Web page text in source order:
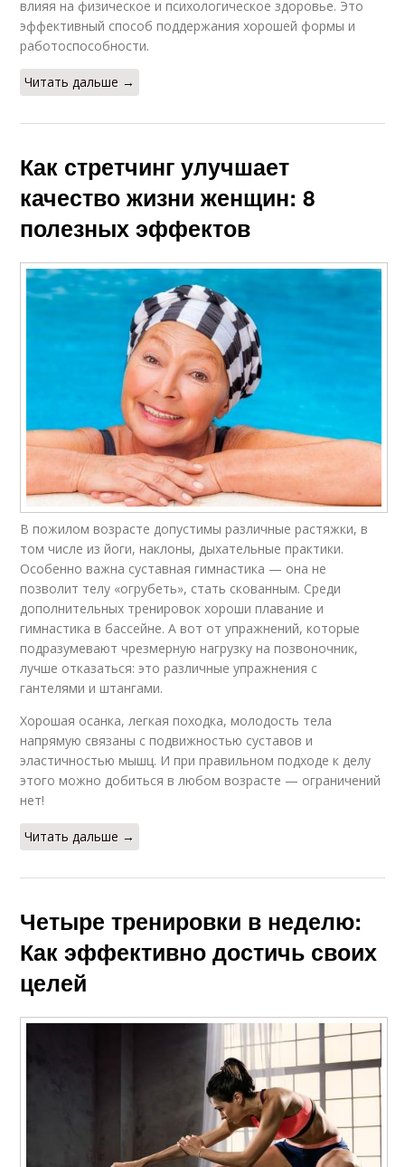
влияя на физическое и психологическое здоровье. Это
эффективный способ поддержания хорошей формы и
работоспособности.
Читать дальше →
Как стретчинг улучшает
качество жизни женщин: 8
полезных эффектов
В пожилом возрасте допустимы различные растяжки, в
том числе из йоги, наклоны, дыхательные практики.
Особенно важна суставная гимнастика — она не
позволит телу «огрубеть», стать скованным. Среди
дополнительных тренировок хороши плавание и
гимнастика в бассейне. А вот от упражнений, которые
подразумевают чрезмерную нагрузку на позвоночник,
лучше отказаться: это различные упражнения с
гантелями и штангами.
Хорошая осанка, легкая походка, молодость тела
напрямую связаны с подвижностью суставов и
эластичностью мышц. И при правильном подходе к делу
этого можно добиться в любом возрасте — ограничений
нет!
Читать дальше →
Четыре тренировки в неделю:
Как эффективно достичь своих
целей